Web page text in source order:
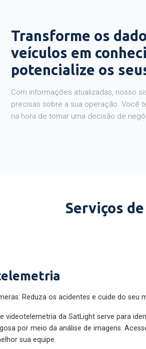
Transforme os
veículos em
potencialize os
Com informações atualizadas, nosso
precisas sobre a sua operação. Você
na hora de tomar uma decisão de
Serviços
Reduza os acidentes e cuide do seu
videotelemetria da SatLight serve para
por meio da análise de imagens.
sua equipe.